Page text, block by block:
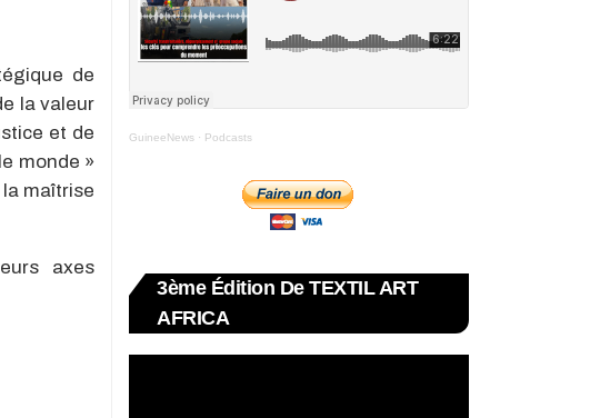
de
la valeur
et de
monde »
maîtrise
axes
GuineeNews · Podcasts
3ème Édition De TEXTIL ART
AFRICA